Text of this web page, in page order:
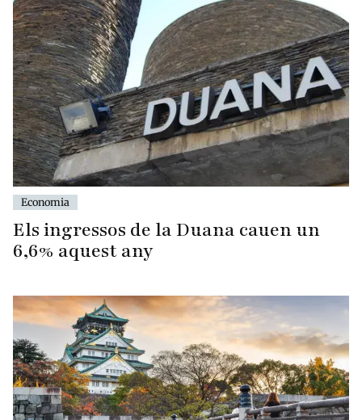
Economia
Els ingressos de la Duana cauen un
6,6% aquest any